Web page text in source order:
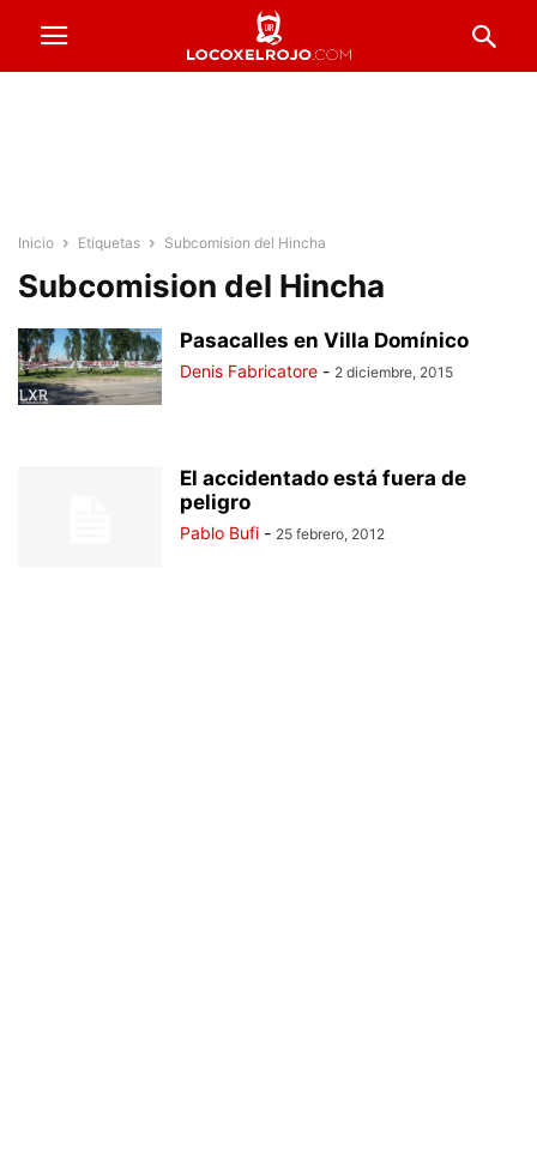
Inicio Etiquetas Subcomision del Hincha
Subcomision del Hincha
Pasacalles en Villa Domínico
Denis Fabricatore - 2 diciembre, 2015
El accidentado está fuera de
peligro
Pablo Bufi - 25 febrero, 2012